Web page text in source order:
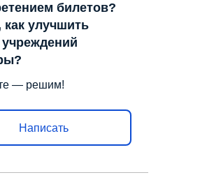
билетов?
как улучшить
учреждений
— решим!
Написать